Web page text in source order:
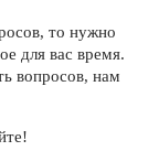
то нужно
для вас время.
вопросов, нам